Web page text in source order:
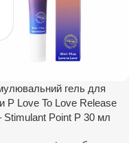
гель для
P Love To Love Release
Stimulant Point P 30 мл